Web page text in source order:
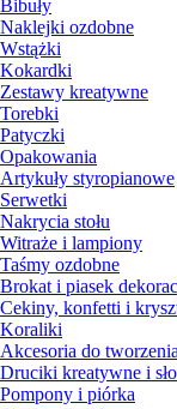
Bibuły
Naklejki ozdobne
Wstążki
Kokardki
Zestawy kreatywne
Torebki
Patyczki
Opakowania
Artykuły styropianowe
Serwetki
Nakrycia stołu
Witraże i lampiony
Taśmy ozdobne
Brokat i piasek
Cekiny, konfetti i
Koraliki
Akcesoria do
Druciki kreatywne i
Pompony i piórka